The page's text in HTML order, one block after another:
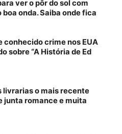
ver o pôr do sol com
onda. Saiba onde fica
conhecido crime nos EUA
sobre “A História de Ed
livrarias o mais recente
junta romance e muita